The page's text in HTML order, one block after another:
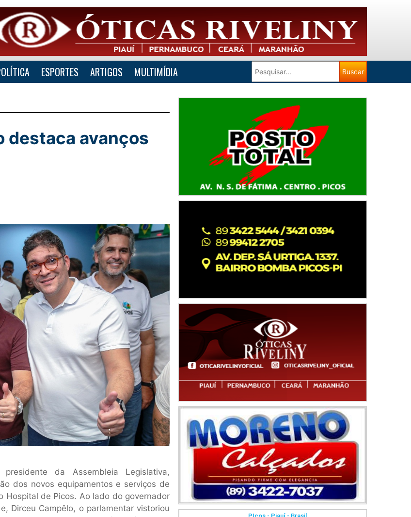
ESPORTES ARTIGOS MULTIMÍDIA
destaca avanços
da Assembleia Legislativa,
dos novos equipamentos e serviços de
Hospital de Picos. Ao lado do governador
Dirceu Campêlo, o parlamentar vistoriou